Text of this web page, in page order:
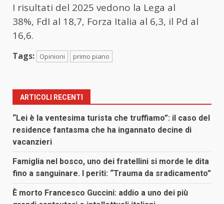
I risultati del 2025 vedono la Lega al
38%, FdI al 18,7, Forza Italia al 6,3, il Pd al
16,6.
Tags: Opinioni primo piano
ARTICOLI RECENTI
“Lei è la ventesima turista che truffiamo”: il caso del
residence fantasma che ha ingannato decine di
vacanzieri
Famiglia nel bosco, uno dei fratellini si morde le dita
fino a sanguinare. I periti: “Trauma da sradicamento”
È morto Francesco Guccini: addio a uno dei più